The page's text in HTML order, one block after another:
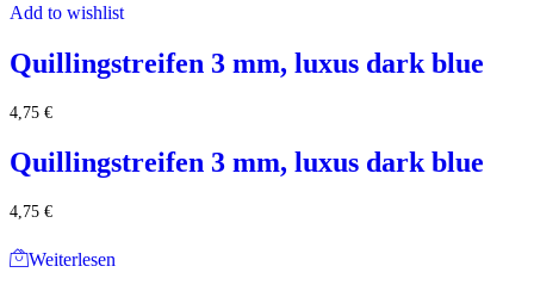
Add to wishlist
Quillingstreifen 3 mm, luxus dark blue
4,75 €
Quillingstreifen 3 mm, luxus dark blue
4,75 €
Weiterlesen